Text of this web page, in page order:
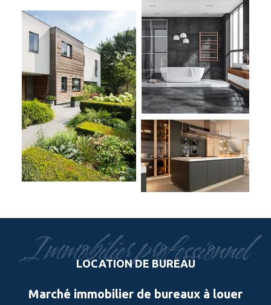
Immobilier professionnel
LOCATION DE BUREAU
Marché immobilier de bureaux à louer